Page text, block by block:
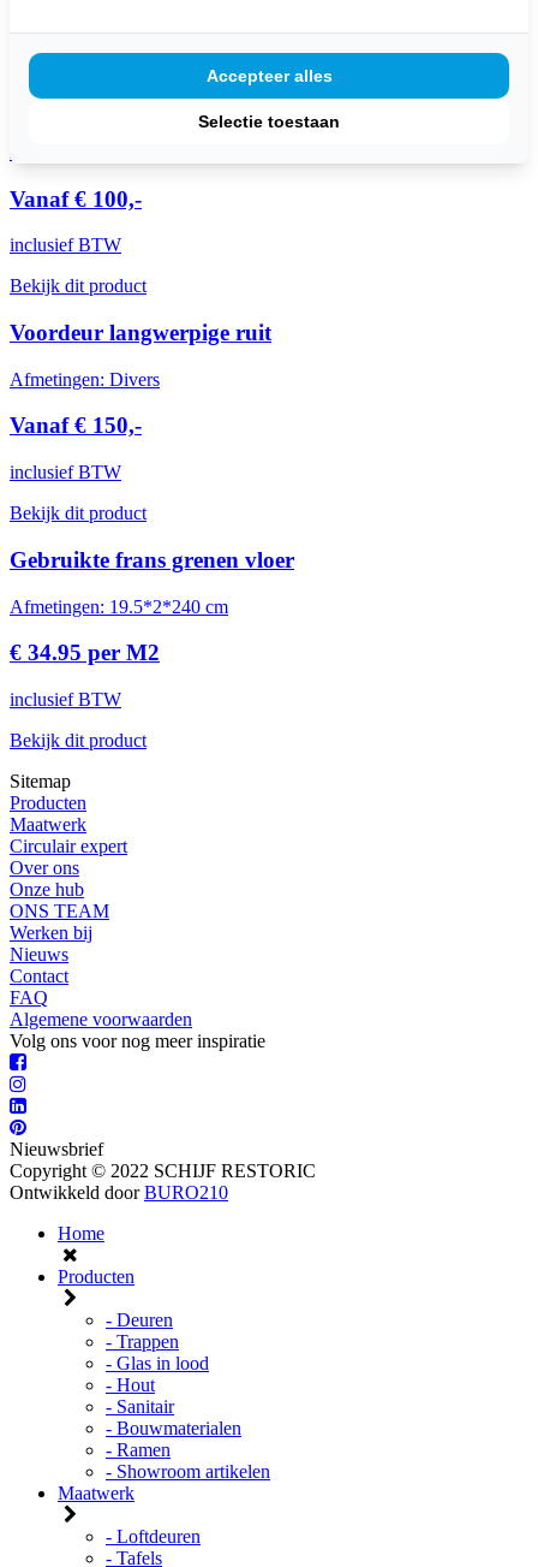
Uitgelichte Producten
Achterdeur draadglas
Vanaf € 100,-
inclusief BTW
Bekijk dit product
Voordeur langwerpige ruit
Afmetingen: Divers
Vanaf € 150,-
inclusief BTW
Bekijk dit product
Gebruikte frans grenen vloer
Afmetingen: 19.5*2*240 cm
€ 34.95 per M2
inclusief BTW
Bekijk dit product
Sitemap
Producten
Maatwerk
Circulair expert
Over ons
Onze hub
ONS TEAM
Werken bij
Nieuws
Contact
FAQ
Algemene voorwaarden
Volg ons voor nog meer inspiratie
Nieuwsbrief
Copyright © 2022 SCHIJF RESTORIC
Ontwikkeld doorBURO210
Home
Producten
- Deuren
- Trappen
- Glas in lood
- Hout
- Sanitair
- Bouwmaterialen
- Ramen
- Showroom artikelen
Maatwerk
- Loftdeuren
- Tafels
Selectie toestaan
Accepteer alles